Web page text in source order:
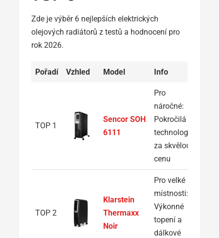
Zde je výběr 6 nejlepších elektrických
olejových radiátorů z testů a hodnocení pro
rok 2026.
Pořadí Vzhled Model Info
TOP 1
Sencor SOH
6111
Pro
náročné:
Pokročilá
technologie
za skvělou
cenu
TOP 2
Klarstein
Thermaxx
Noir
Pro velké
místnosti:
Výkonné
topení a
dálkové